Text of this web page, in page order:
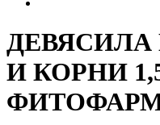
И КОРНИ